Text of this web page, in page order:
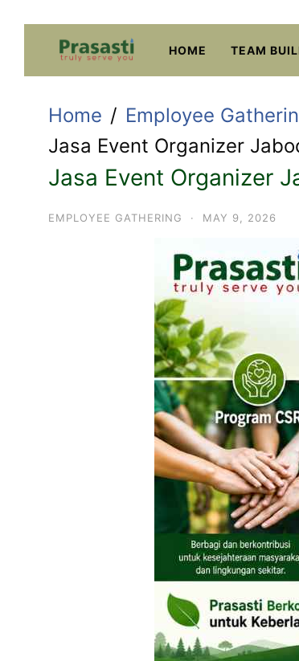
content
HOME TEAM
Home
Employee
Jasa Event Organizer
Jasa Event Organizer
EMPLOYEE GATHERING · MAY 9, 2026